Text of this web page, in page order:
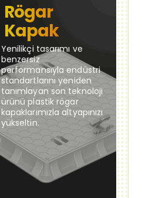
Rögar
Kapak
Yenilikçi tasarımı ve
benzersiz
performansıyla endüstri
standartlarını yeniden
tanımlayan son teknoloji
ürünü plastik rögar
kapaklarımızla altyapınızı
yükseltin.